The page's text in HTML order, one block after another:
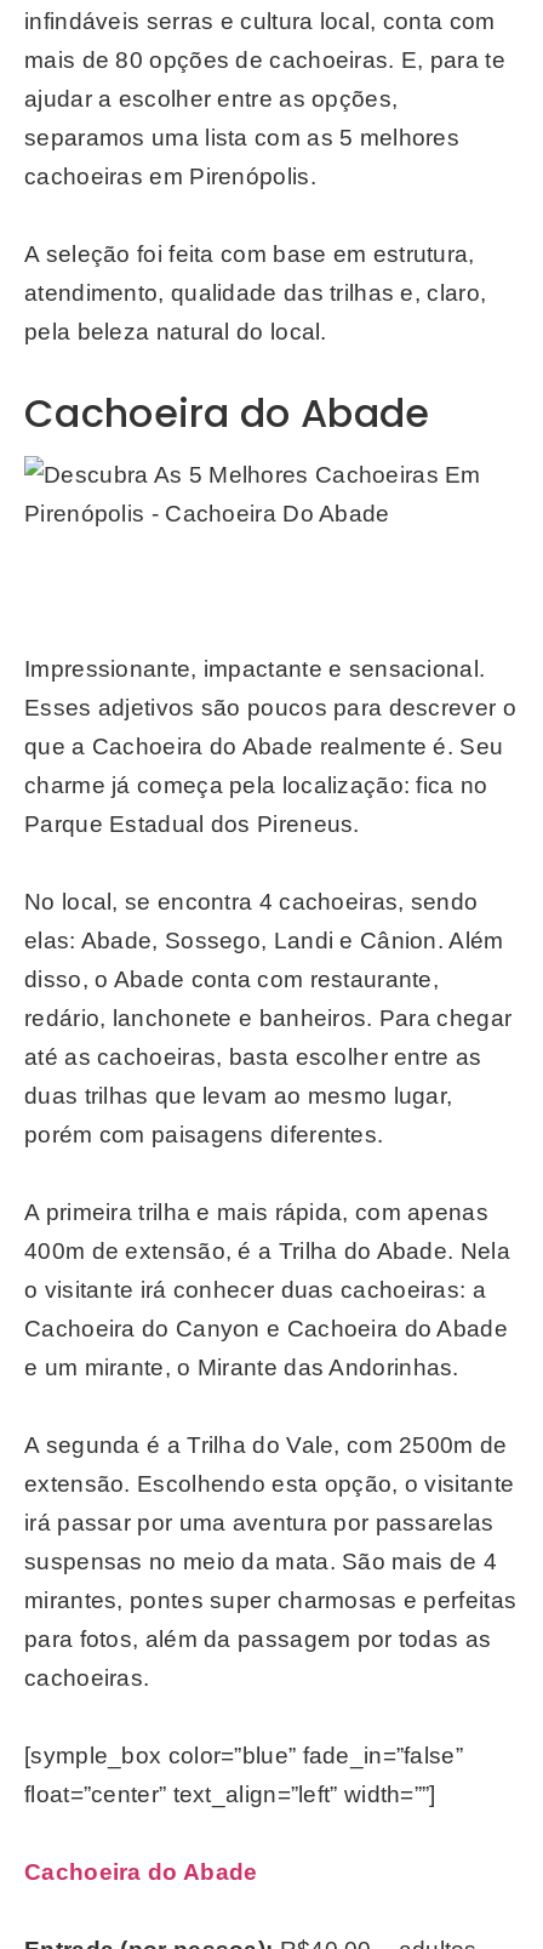
infindáveis serras e cultura local, conta com
mais de 80 opções de cachoeiras. E, para te
ajudar a escolher entre as opções,
separamos uma lista com as 5 melhores
cachoeiras em Pirenópolis.
A seleção foi feita com base em estrutura,
atendimento, qualidade das trilhas e, claro,
pela beleza natural do local.
Cachoeira do Abade
Impressionante, impactante e sensacional.
Esses adjetivos são poucos para descrever o
que a Cachoeira do Abade realmente é. Seu
charme já começa pela localização: fica no
Parque Estadual dos Pireneus.
No local, se encontra 4 cachoeiras, sendo
elas: Abade, Sossego, Landi e Cânion. Além
disso, o Abade conta com restaurante,
redário, lanchonete e banheiros. Para chegar
até as cachoeiras, basta escolher entre as
duas trilhas que levam ao mesmo lugar,
porém com paisagens diferentes.
A primeira trilha e mais rápida, com apenas
400m de extensão, é a Trilha do Abade. Nela
o visitante irá conhecer duas cachoeiras: a
Cachoeira do Canyon e Cachoeira do Abade
e um mirante, o Mirante das Andorinhas.
A segunda é a Trilha do Vale, com 2500m de
extensão. Escolhendo esta opção, o visitante
irá passar por uma aventura por passarelas
suspensas no meio da mata. São mais de 4
mirantes, pontes super charmosas e perfeitas
para fotos, além da passagem por todas as
cachoeiras.
[symple_box color=”blue” fade_in=”false”
float=”center” text_align=”left” width=””]
Cachoeira do Abade